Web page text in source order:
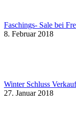
Faschings- Sale bei
8. Februar 2018
Winter Schluss
27. Januar 2018